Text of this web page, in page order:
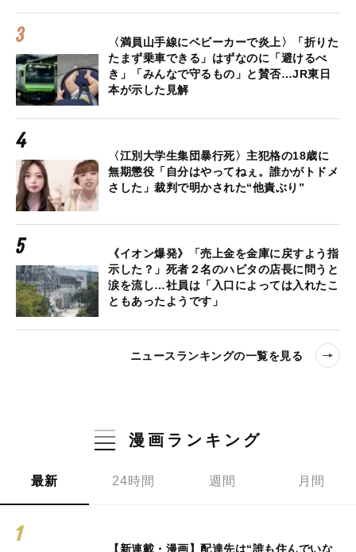
〈満員山手線にベビーカーで炎上〉「折りた
たまず乗車できる」はずなのに「避けるべ
き」「みんなで守るもの」と賛否…JR東日
本が示した見解
〈江別大学生集団暴行死〉主犯格の18歳に
無期懲役「自分はやってねぇ。誰かがトドメ
さした」裁判で明かされた“他責ぶり”
《イオン爆発》「売上金を金庫に戻すよう指
示した？」死者２名のハビタの店長に問うと
涙を流し…社員は「入口によっては入れたこ
ともあったようです」
ニュースランキングの一覧を見る
漫画ランキング
最新 24時間 週間 月間
【新連載・漫画】配達先は“誰も住んでいな